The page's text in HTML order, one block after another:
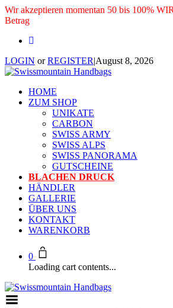
Wir akzeptieren momentan 50 bis 100%
Betrag
LOGIN orREGISTER|August 8, 2026
HOME
ZUM SHOP
UNIKATE
CARBON
SWISS ARMY
SWISS ALPS
SWISS PANORAMA
GUTSCHEINE
BLACHEN DRUCK
HÄNDLER
GALLERIE
ÜBER UNS
KONTAKT
WARENKORB
0
Loading cart contents...